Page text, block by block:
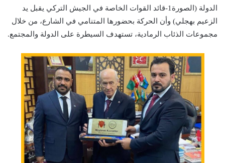
الدولة (الصورة1-قائد القوات الخاصة في الجيش التركي يقبل يد
الزعيم بهجلي) وأن الحركة بحضورها المتنامي في الشارع، من خلال
مجموعات الذئاب الرمادية، تستهدف السيطرة على الدولة والمجتمع.